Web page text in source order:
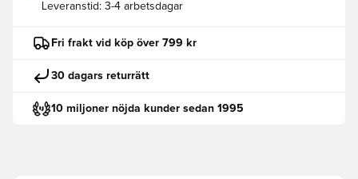
Leveranstid: 3-4 arbetsdagar
Fri frakt vid köp över 799 kr
30 dagars returrätt
10 miljoner nöjda kunder sedan 1995